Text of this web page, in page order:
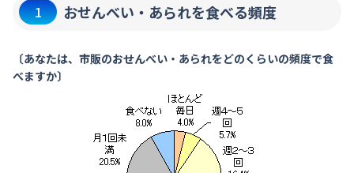
1 おせんべい・あられを食べる頻度
〔あなたは、市販のおせんべい・あられをどのくらいの頻度で食
べますか〕